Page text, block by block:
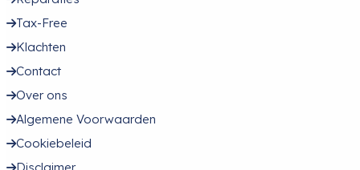
Tax-Free
Klachten
Contact
Over ons
Algemene Voorwaarden
Cookiebeleid